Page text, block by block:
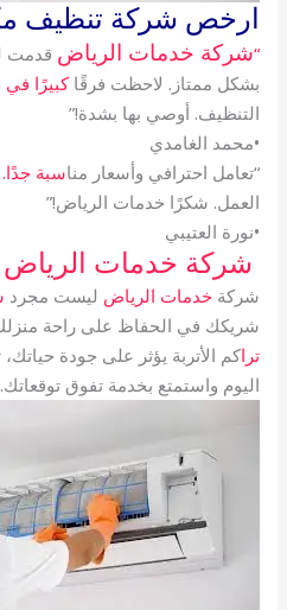
ارخص شركة تنظيف
“شركة خدمات الرياض قدمت
بشكل ممتاز. لاحظت فرقًا كبيرًا في
التنظيف. أوصي بها بشدة!”
•محمد الغامدي
“تعامل احترافي وأسعار مناسبة جدًا.
العمل. شكرًا خدمات الرياض!”
•نورة العتيبي
شركة خدمات الرياض
شركة خدمات الرياض ليست مجرد
شريكك في الحفاظ على راحة
تراكم الأتربة يؤثر على جودة
اليوم واستمتع بخدمة تفوق توقعاتك.